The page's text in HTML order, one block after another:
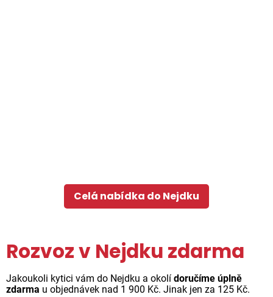
Celá nabídka do Nejdku
Rozvoz v Nejdku zdarma
Jakoukoli kytici vám do Nejdku a okolí doručíme úplně
zdarma u objednávek nad 1 900 Kč. Jinak jen za 125 Kč.